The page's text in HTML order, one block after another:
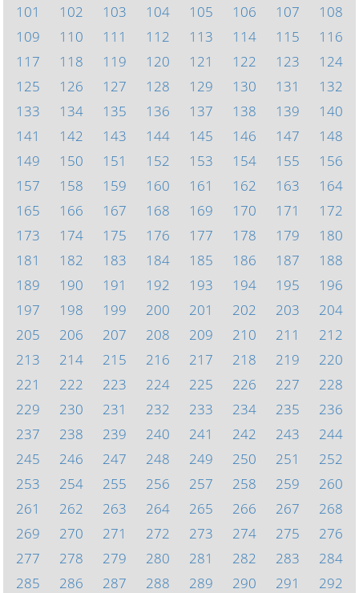
101
102 103 104 105 106 107
108
109
110 111 112 113 114 115
116
117
118 119 120 121 122 123
124
125
126 127 128 129 130 131
132
133
134 135 136 137 138 139
140
141
142 143 144 145 146 147
148
149
150 151 152 153 154 155
156
157
158 159 160 161 162 163
164
165
166 167 168 169 170 171
172
173
174 175 176 177 178 179
180
181
182 183 184 185 186 187
188
189
190 191 192 193 194 195
196
197
198 199 200 201 202 203
204
205
206 207 208 209 210 211
212
213
214 215 216 217 218 219
220
221
222 223 224 225 226 227
228
229
230 231 232 233 234 235
236
237
238 239 240 241 242 243
244
245
246 247 248 249 250 251
252
253
254 255 256 257 258 259
260
261
262 263 264 265 266 267
268
269
270 271 272 273 274 275
276
277
278 279 280 281 282 283
284
285
286 287 288 289 290 291
292